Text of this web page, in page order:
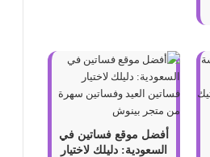
أفضل موقع فساتين في
السعودية: دليلك لاختيار